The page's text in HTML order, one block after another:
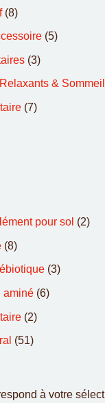
(8)
(5)
(3)
& Sommeil
(7)
pour sol (2)
(8)
(3)
aminé (6)
(2)
(51)
à votre